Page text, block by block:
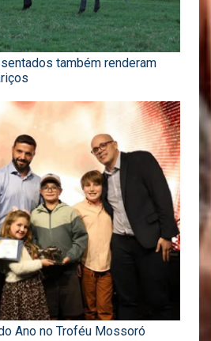
também renderam
Ano no Troféu Mossoró